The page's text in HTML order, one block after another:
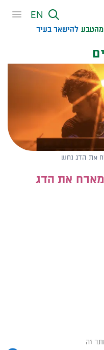
EN
מהטבע להישאר בעיר​
את הדג נחש
את הדג
זה